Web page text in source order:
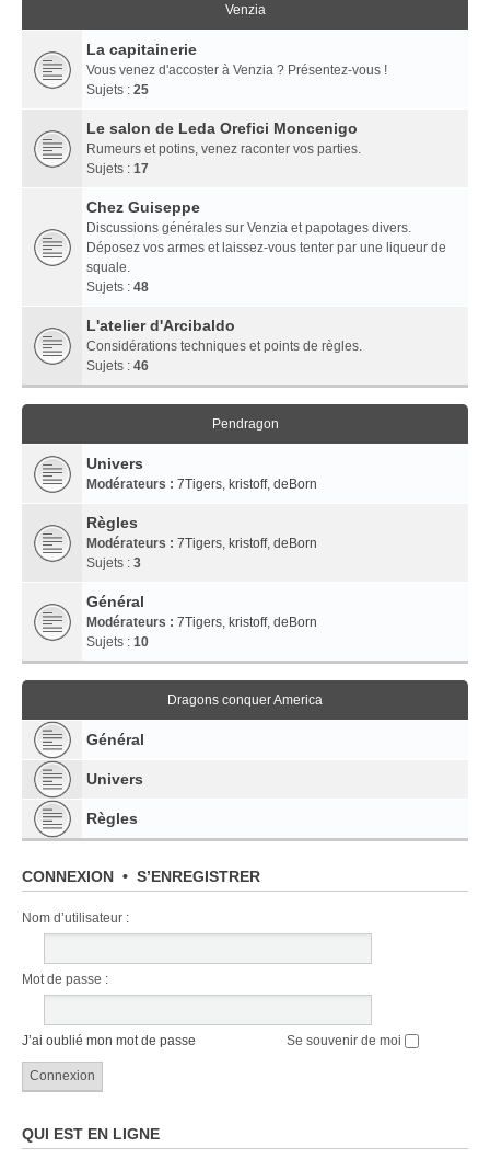
Venzia
La capitainerie
Vous venez d'accoster à Venzia ? Présentez-vous !
Sujets : 25
Le salon de Leda Orefici Moncenigo
Rumeurs et potins, venez raconter vos parties.
Sujets : 17
Chez Guiseppe
Discussions générales sur Venzia et papotages divers.
Déposez vos armes et laissez-vous tenter par une liqueur de
squale.
Sujets : 48
L'atelier d'Arcibaldo
Considérations techniques et points de règles.
Sujets : 46
Pendragon
Univers
Modérateurs : 7Tigers, kristoff, deBorn
Règles
Modérateurs : 7Tigers, kristoff, deBorn
Sujets : 3
Général
Modérateurs : 7Tigers, kristoff, deBorn
Sujets : 10
Dragons conquer America
Général
Univers
Règles
CONNEXION • S’ENREGISTRER
Nom d’utilisateur :
Mot de passe :
J’ai oublié mon mot de passe Se souvenir de moi
QUI EST EN LIGNE